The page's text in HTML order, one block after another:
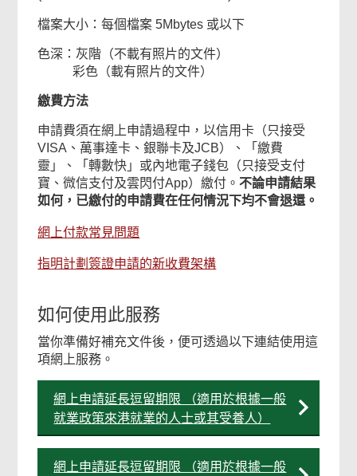
檔案大小：每個檔案 5Mbytes 或以下
色深：灰階（不載有照片的文件）
彩色（載有照片的文件）
繳費方法
申請費須在網上申請過程中，以信用卡（只接受
VISA、萬事達卡、銀聯卡及JCB）、「繳費
靈」、「轉數快」或內地電子錢包（只接受支付
寶、微信支付及雲閃付App）繳付。不論申請結果
如何，已繳付的申請費在任何情況下均不會退還。
網上付款常見問題
指明計劃簽證申請的新收費架構
如何使用此服務
當你準備好補充文件後，便可透過以下連結使用這
項網上服務。
網上申請延長逗留期限 （適用於根據一般
就業政策來港就業的人士或其受養人）
網上申請延長逗留期限 （適用於根據一般